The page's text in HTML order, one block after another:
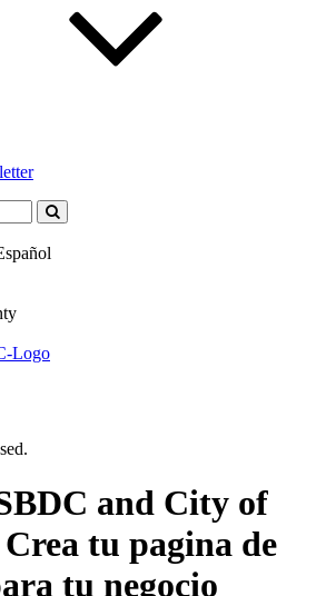
and City of
tu pagina de
tu negocio